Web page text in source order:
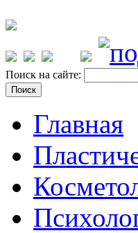
Поиск на сайте:
Главная